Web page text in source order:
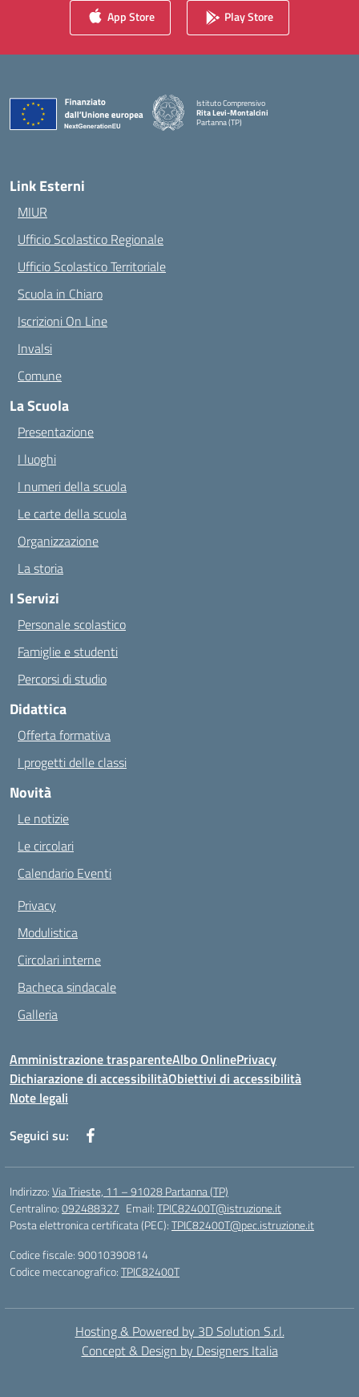
App Store Play Store
Istituto Comprensivo
Rita Levi-Montalcini
Partanna (TP)
Link Esterni
MIUR
Ufficio Scolastico Regionale
Ufficio Scolastico Territoriale
Scuola in Chiaro
Iscrizioni On Line
Invalsi
Comune
La Scuola
Presentazione
I luoghi
I numeri della scuola
Le carte della scuola
Organizzazione
La storia
I Servizi
Personale scolastico
Famiglie e studenti
Percorsi di studio
Didattica
Offerta formativa
I progetti delle classi
Novità
Le notizie
Le circolari
Calendario Eventi
Privacy
Modulistica
Circolari interne
Bacheca sindacale
Galleria
Amministrazione trasparenteAlbo OnlinePrivacy
Dichiarazione di accessibilitàObiettivi di accessibilità
Note legali
Seguici su:
Indirizzo:Via Trieste, 11 – 91028 Partanna (TP)
Centralino:092488327 Email:TPIC82400T@istruzione.it
Posta elettronica certificata (PEC):TPIC82400T@pec.istruzione.it
Codice fiscale: 90010390814
Codice meccanografico:TPIC82400T
Hosting & Powered by 3D Solution S.r.l.
Concept & Design by Designers Italia